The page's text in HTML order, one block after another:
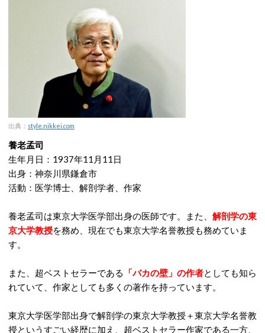
出典： style.nikkei.com
養老孟司
生年月日：1937年11月11日
出身：神奈川県鎌倉市
活動：医学博士、解剖学者、作家
養老孟司は東京大学医学部出身の医師です。また、 解剖学の東
京大学教授を務め、現在でも東京大学名誉教授も務めていま
す。
また、超ベストセラーである 「バカの壁」の作者としても知ら
れていて、作家としても多くの著作を持っています。
東京大学医学部出身で解剖学の東京大学教授＋東京大学名誉教
授というすごい経歴に加え、超ベストセラー作家である一方、